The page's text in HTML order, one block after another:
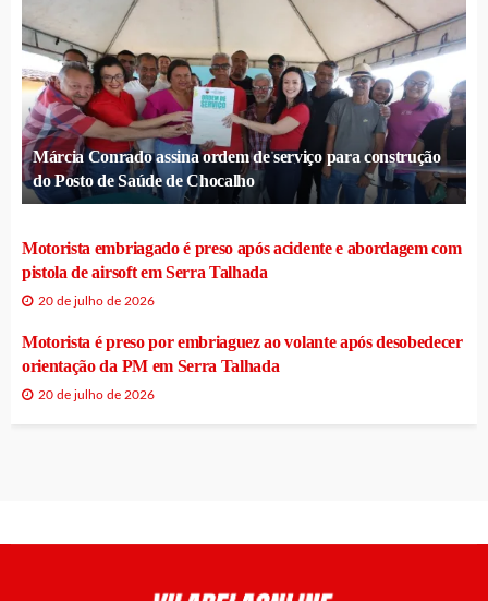
Márcia Conrado assina ordem de serviço para construção
do Posto de Saúde de Chocalho
Motorista embriagado é preso após acidente e abordagem com
pistola de airsoft em Serra Talhada
20 de julho de 2026
Motorista é preso por embriaguez ao volante após desobedecer
orientação da PM em Serra Talhada
20 de julho de 2026